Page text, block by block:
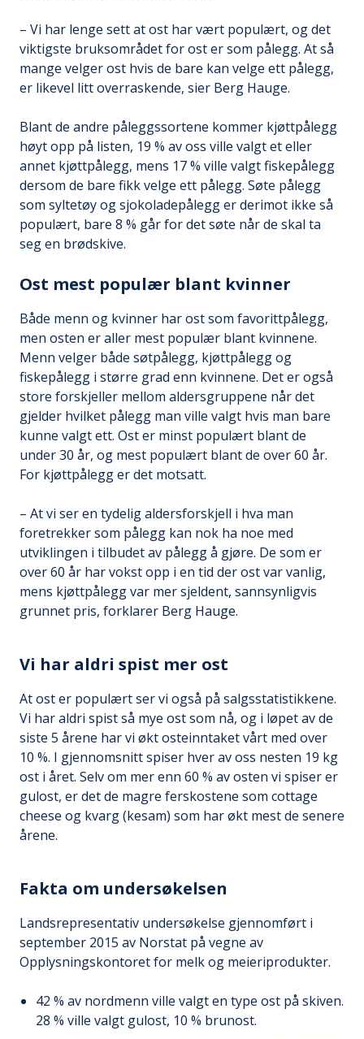
– Vi har lenge sett at ost har vært populært, og det
viktigste bruksområdet for ost er som pålegg. At så
mange velger ost hvis de bare kan velge ett pålegg,
er likevel litt overraskende, sier Berg Hauge.
Blant de andre påleggssortene kommer kjøttpålegg
høyt opp på listen, 19 % av oss ville valgt et eller
annet kjøttpålegg, mens 17 % ville valgt fiskepålegg
dersom de bare fikk velge ett pålegg. Søte pålegg
som syltetøy og sjokoladepålegg er derimot ikke så
populært, bare 8 % går for det søte når de skal ta
seg en brødskive.
Ost mest populær blant kvinner
Både menn og kvinner har ost som favorittpålegg,
men osten er aller mest populær blant kvinnene.
Menn velger både søtpålegg, kjøttpålegg og
fiskepålegg i større grad enn kvinnene. Det er også
store forskjeller mellom aldersgruppene når det
gjelder hvilket pålegg man ville valgt hvis man bare
kunne valgt ett. Ost er minst populært blant de
under 30 år, og mest populært blant de over 60 år.
For kjøttpålegg er det motsatt.
– At vi ser en tydelig aldersforskjell i hva man
foretrekker som pålegg kan nok ha noe med
utviklingen i tilbudet av pålegg å gjøre. De som er
over 60 år har vokst opp i en tid der ost var vanlig,
mens kjøttpålegg var mer sjeldent, sannsynligvis
grunnet pris, forklarer Berg Hauge.
Vi har aldri spist mer ost
At ost er populært ser vi også på salgsstatistikkene.
Vi har aldri spist så mye ost som nå, og i løpet av de
siste 5 årene har vi økt osteinntaket vårt med over
10 %. I gjennomsnitt spiser hver av oss nesten 19 kg
ost i året. Selv om mer enn 60 % av osten vi spiser er
gulost, er det de magre ferskostene som cottage
cheese og kvarg (kesam) som har økt mest de senere
årene.
Fakta om undersøkelsen
Landsrepresentativ undersøkelse gjennomført i
september 2015 av Norstat på vegne av
Opplysningskontoret for melk og meieriprodukter.
42 % av nordmenn ville valgt en type ost på skiven.
28 % ville valgt gulost, 10 % brunost.